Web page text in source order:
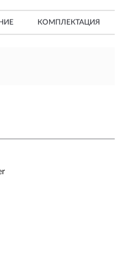
КОМПЛЕКТАЦИЯ